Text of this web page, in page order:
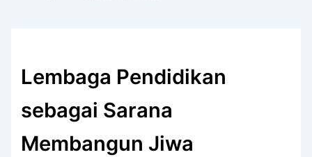
Lembaga Pendidikan
sebagai Sarana
Membangun Jiwa